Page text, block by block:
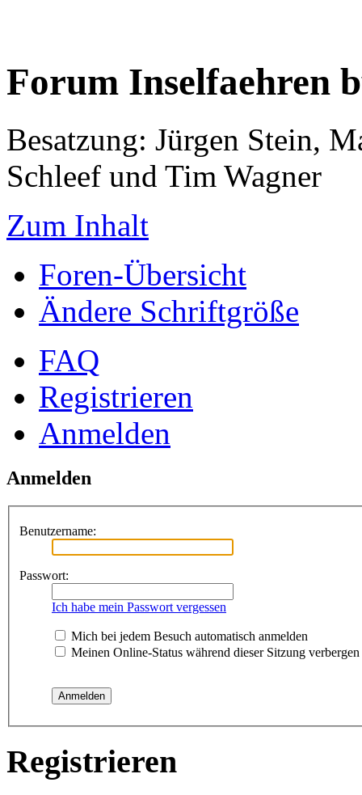
Forum Inselfaehren
Besatzung: Jürgen Stein,
Schleef und Tim Wagner
Zum Inhalt
Foren-Übersicht
Ändere Schriftgröße
FAQ
Registrieren
Anmelden
Anmelden
Benutzername:
Passwort:
Ich habe mein Passwort vergessen
Mich bei jedem Besuch automatisch anmelden
Meinen Online-Status während dieser Sitzung verbergen
Registrieren